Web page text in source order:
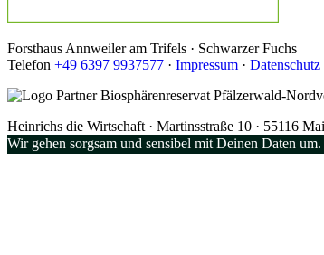
Forsthaus Annweiler am Trifels · Schwarzer Fuchs
Telefon +49 6397 9937577 · Impressum · Datenschutz
Heinrichs die Wirtschaft · Martinsstraße 10 · 55116
Wir gehen sorgsam und sensibel mit Deinen Daten